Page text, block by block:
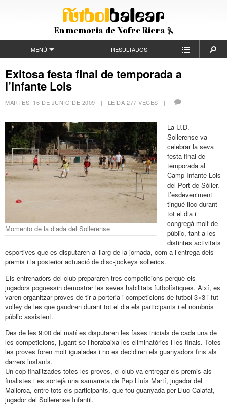
En memoria de Nofre Riera
MENÚ RESULTADOS
Exitosa festa final de temporada a
l’Infante Lois
MARTES, 16 DE JUNIO DE 2009 | LEÍDA 277 VECES |
Momento de la diada del Sollerense
La U.D.
Sollerense va
celebrar la seva
festa final de
temporada al
Camp Infante Lois
del Port de Sóller.
L’esdeveniment
tingué lloc durant
tot el dia i
congregà molt de
públic, tant a les
distintes activitats
esportives que es disputaren al llarg de la jornada, com a l’entrega dels
premis i la posterior actuació de disc-jockeys sollerics.
Els entrenadors del club prepararen tres competicions perquè els
jugadors poguessin demostrar les seves habilitats futbolístiques. Així, es
varen organitzar proves de tir a porteria i competicions de futbol 3×3 i fut-
volley de les que gaudiren durant tot el dia els participants i el nombrós
públic assistent.
Des de les 9:00 del matí es disputaren les fases inicials de cada una de
les competicions, jugant-se l’horabaixa les eliminatòries i les finals. Totes
les proves foren molt igualades i no es decidiren els guanyadors fins als
darrers instants.
Un cop finalitzades totes les proves, el club va entregar els premis als
finalistes i es sortejà una samarreta de Pep Lluís Martí, jugador del
Mallorca, entre tots els participants, que fou guanyada per Lluc Calafat,
jugador del Sollerense Infantil.